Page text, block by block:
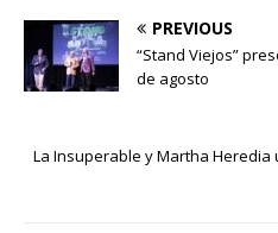
PREVIOUS
“Stand Viejos”
de agosto
La Insuperable y Martha